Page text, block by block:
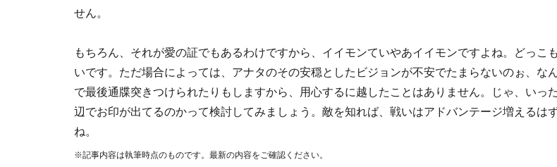
せん。
もちろん、それが愛の証でもあるわけですから、イイモンていやあイイモンですよね。どっこ
いです。ただ場合によっては、アナタのその安穏としたビジョンが不安でたまらないのぉ、な
で最後通牒突きつけられたりもしますから、用心するに越したことはありません。じゃ、いっ
辺でお印が出てるのかって検討してみましょう。敵を知れば、戦いはアドバンテージ増えるは
ね。
※記事内容は執筆時点のものです。最新の内容をご確認ください。